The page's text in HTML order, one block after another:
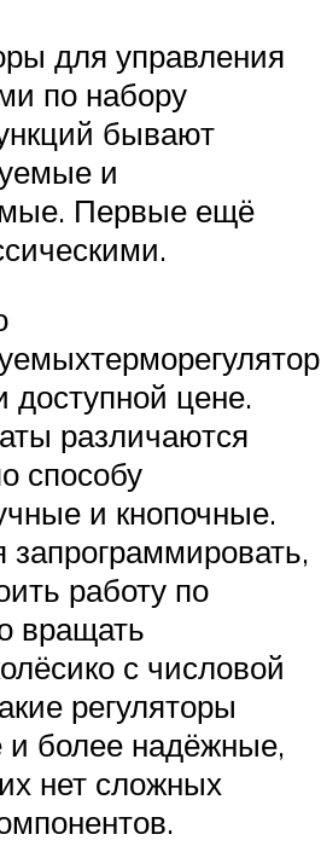
для управления
по набору
бывают
и
Первые ещё
цене.
различаются
способу
и кнопочные.
запрограммировать,
работу по
вращать
с числовой
регуляторы
и более надёжные,
нет сложных